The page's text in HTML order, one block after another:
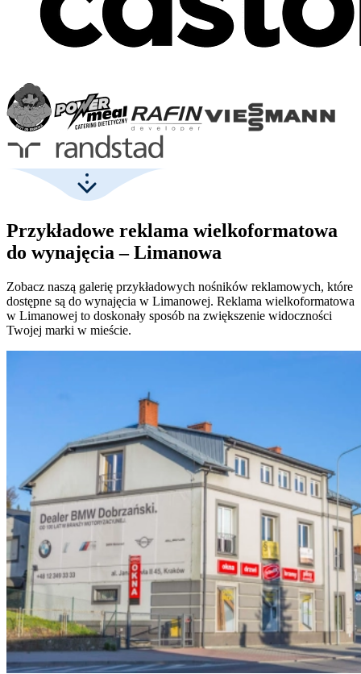
Przykładowe reklama wielkoformatowa
do wynajęcia – Limanowa
Zobacz naszą galerię przykładowych nośników reklamowych, które
dostępne są do wynajęcia w Limanowej. Reklama wielkoformatowa
w Limanowej to doskonały sposób na zwiększenie widoczności
Twojej marki w mieście.